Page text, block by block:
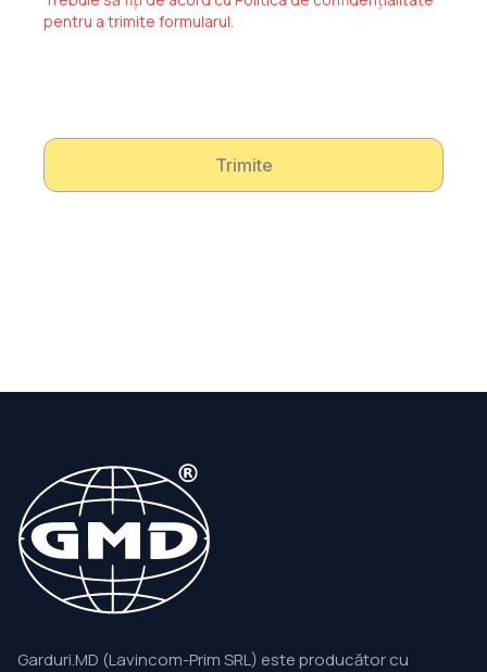
pentru a trimite formularul.
Trimite
Garduri.MD (Lavincom-Prim SRL) este producător cu